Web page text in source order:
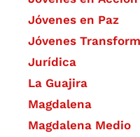
Jóvenes en Paz
Jóvenes
Jurídica
La Guajira
Magdalena
Magdalena Medio